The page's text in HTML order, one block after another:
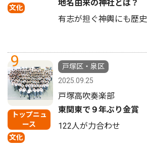
文化
地名由来の神社とは？
有志が担ぐ神輿にも歴史
9
トップニュ
ース
文化
戸塚区・泉区
2025.09.25
戸塚高吹奏楽部
東関東で９年ぶり金賞
122人が力合わせ